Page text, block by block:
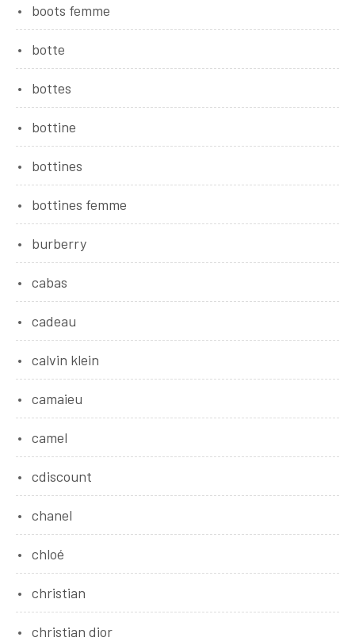
boots femme
botte
bottes
bottine
bottines
bottines femme
burberry
cabas
cadeau
calvin klein
camaieu
camel
cdiscount
chanel
chloé
christian
christian dior